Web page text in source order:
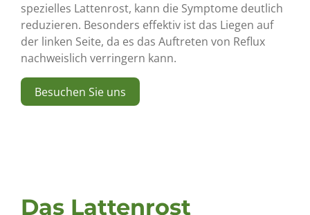
spezielles Lattenrost, kann die Symptome deutlich
reduzieren. Besonders effektiv ist das Liegen auf
der linken Seite, da es das Auftreten von Reflux
nachweislich verringern kann.
Besuchen Sie uns
Das Lattenrost